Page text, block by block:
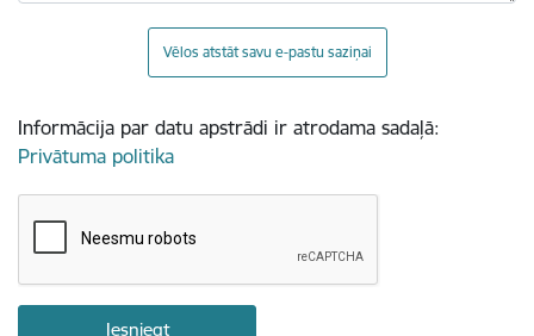
Vēlos atstāt savu e-pastu saziņai
Informācija par datu apstrādi ir atrodama sadaļā:
Privātuma politika